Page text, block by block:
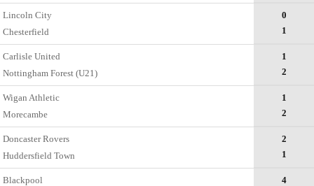
Lincoln City
Chesterfield
0
1
Carlisle United
Nottingham Forest (U21)
1
2
Wigan Athletic
Morecambe
1
2
Doncaster Rovers
Huddersfield Town
2
1
Blackpool
4